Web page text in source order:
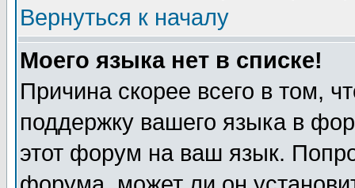
Вернуться к началу
Моего языка нет в списке!
Причина скорее всего в том,
поддержку вашего языка в
этот форум на ваш язык.